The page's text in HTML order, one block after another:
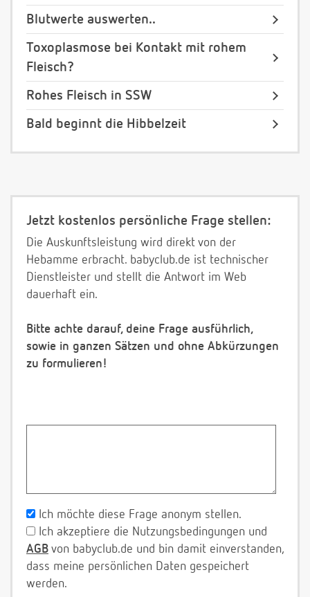
Blutwerte auswerten..
Toxoplasmose bei Kontakt mit rohem
Fleisch?
Rohes Fleisch in SSW
Bald beginnt die Hibbelzeit
Jetzt kostenlos persönliche Frage stellen:
Die Auskunftsleistung wird direkt von der
Hebamme erbracht. babyclub.de ist technischer
Dienstleister und stellt die Antwort im Web
dauerhaft ein.
Bitte achte darauf, deine Frage ausführlich,
sowie in ganzen Sätzen und ohne Abkürzungen
zu formulieren!
Ich möchte diese Frage anonym stellen.
Ich akzeptiere die Nutzungsbedingungen und
AGB von babyclub.de und bin damit einverstanden,
dass meine persönlichen Daten gespeichert
werden.